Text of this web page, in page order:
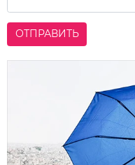
ОТПРАВИТЬ